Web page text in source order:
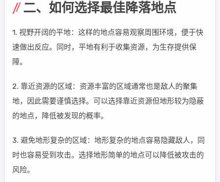
二、如何选择最佳降落地点
1. 视野开阔的平地：这样的地点容易观察周围环境，便于快
速做出反应。同时，平地有利于收集资源，为生存提供保
障。
2. 靠近资源的区域：资源丰富的区域通常也是敌人的聚集
地，因此需要谨慎选择。可以选择靠近资源但地形较为隐蔽
的地点，降低被发现的概率。
3. 避免地形复杂的区域：地形复杂的地点容易隐藏敌人，同
时也容易受到攻击。选择地形简单的地点可以降低被攻击的
风险。